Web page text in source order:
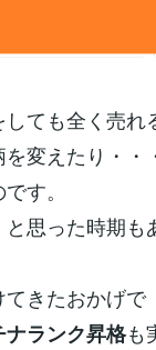
ても全く売れ
変えたり・・
す。
思った時期も
てきたおかげで
ナランク昇格も